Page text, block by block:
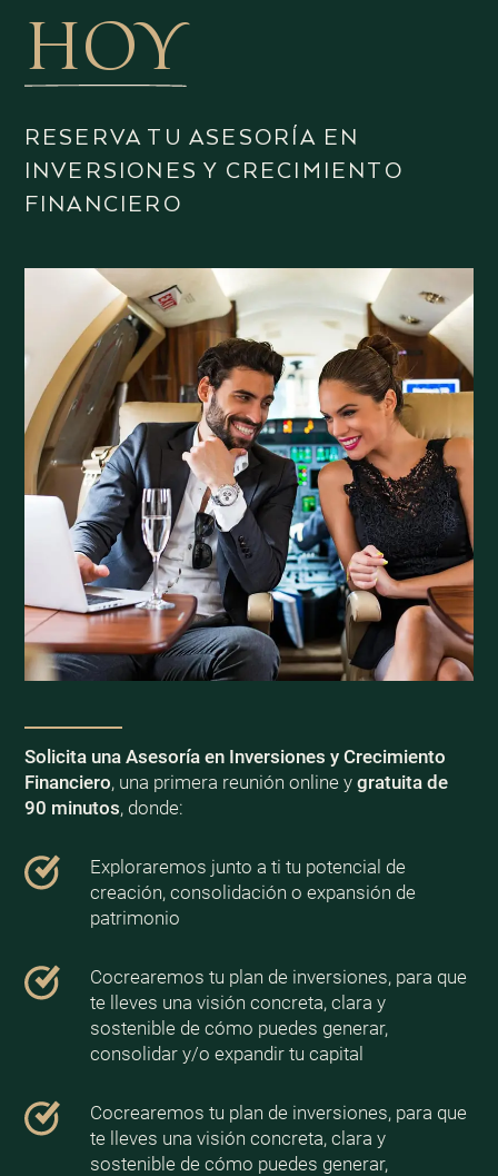
HOY
RESERVA TU ASESORÍA EN
INVERSIONES Y CRECIMIENTO
FINANCIERO
Solicita una Asesoría en Inversiones y Crecimiento
Financiero, una primera reunión online y gratuita de
90 minutos, donde:
Exploraremos junto a ti tu potencial de
creación, consolidación o expansión de
patrimonio
Cocrearemos tu plan de inversiones, para que
te lleves una visión concreta, clara y
sostenible de cómo puedes generar,
consolidar y/o expandir tu capital
Cocrearemos tu plan de inversiones, para que
te lleves una visión concreta, clara y
sostenible de cómo puedes generar,